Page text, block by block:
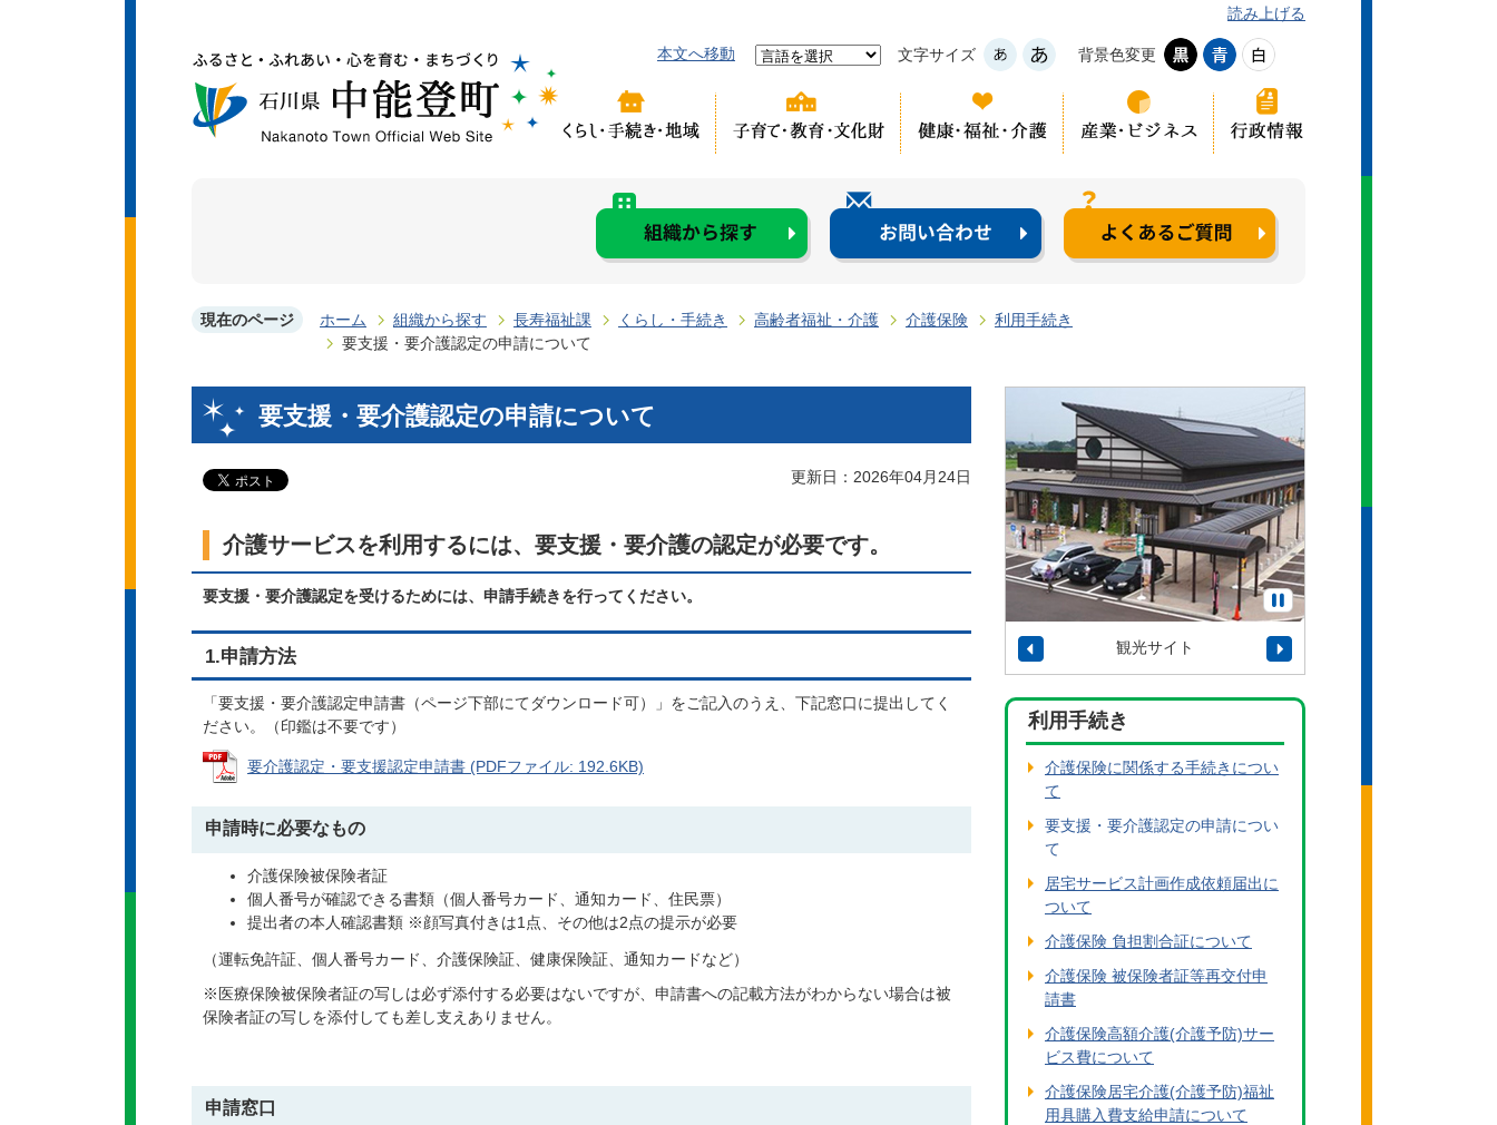
本文へ移動 文字サイズ 背景色変更
読み上げる
現在のページ ホーム 組織から探す 長寿福祉課 くらし・手続き 高齢者福祉・介護 介護保険
利用手続き
要支援・要介護認定の申請について
要支援・要介護認定の申請について
更新日：2026年04月24日
介護サービスを利用するには、要支援・要介護の認定が必要です。
要支援・要介護認定を受けるためには、申請手続きを行ってください。
1.申請方法
「要支援・要介護認定申請書（ページ下部にてダウンロード可）」をご記入のうえ、下記窓口に提出してく
ださい。（印鑑は不要です）
要介護認定・要支援認定申請書 (PDFファイル: 192.6KB)
申請時に必要なもの
介護保険被保険者証
個人番号が確認できる書類（個人番号カード、通知カード、住民票）
提出者の本人確認書類 ※顔写真付きは1点、その他は2点の提示が必要
（運転免許証、個人番号カード、介護保険証、健康保険証、通知カードなど）
※医療保険被保険者証の写しは必ず添付する必要はないですが、申請書への記載方法がわからない場合は被
保険者証の写しを添付しても差し支えありません。
申請窓口
観光サイト
利用手続き
介護保険に関係する手続きについ
て
要支援・要介護認定の申請につい
て
居宅サービス計画作成依頼届出に
ついて
介護保険 負担割合証について
介護保険 被保険者証等再交付申
請書
介護保険高額介護(介護予防)サー
ビス費について
介護保険居宅介護(介護予防)福祉
用具購入費支給申請について